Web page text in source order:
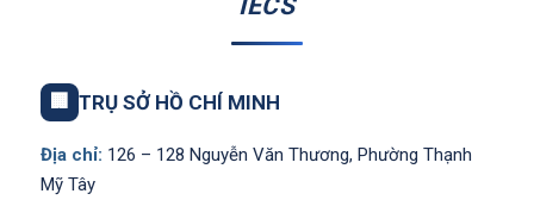
IECS
🏢 TRỤ SỞ HỒ CHÍ MINH
Địa chỉ: 126 – 128 Nguyễn Văn Thương, Phường Thạnh
Mỹ Tây